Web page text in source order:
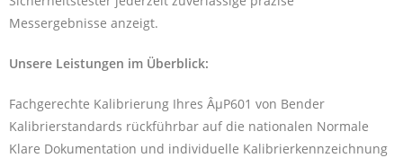
Messergebnisse anzeigt.
Unsere Leistungen im Überblick:
Fachgerechte Kalibrierung Ihres ÂµP601 von Bender
Kalibrierstandards rückführbar auf die nationalen Normale
Klare Dokumentation und individuelle Kalibrierkennzeichnung